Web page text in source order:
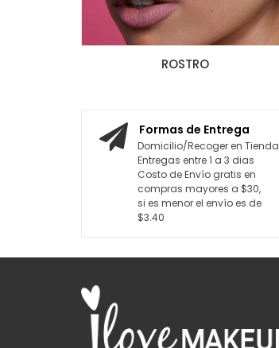
ROSTRO
Formas de Entrega
Domicilio/Recoger en Tienda
Entregas entre 1 a 3 dias
Costo de Envío gratis en
compras mayores a $30,
si es menor el envío es de
$3.40